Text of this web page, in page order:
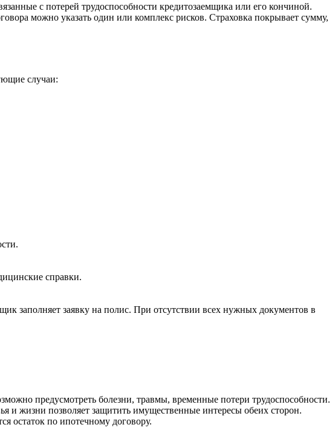
с потерей трудоспособности кредитозаемщика или его кончиной.
можно указать один или комплекс рисков. Страховка покрывает сумму,
случаи:
справки.
заполняет заявку на полис. При отсутствии всех нужных документов в
предусмотреть болезни, травмы, временные потери трудоспособности.
и жизни позволяет защитить имущественные интересы обеих сторон.
остаток по ипотечному договору.